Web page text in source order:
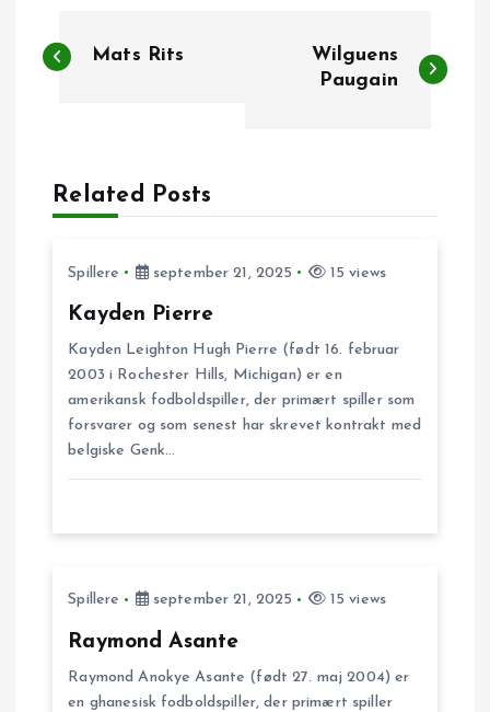
I
Mats Rits
Wilguens
Paugain
Related Posts
Spillere september 21, 2025 15 views
Kayden Pierre
Kayden Leighton Hugh Pierre (født 16. februar
2003 i Rochester Hills, Michigan) er en
amerikansk fodboldspiller, der primært spiller som
forsvarer og som senest har skrevet kontrakt med
belgiske Genk…
Spillere september 21, 2025 15 views
Raymond Asante
Raymond Anokye Asante (født 27. maj 2004) er
en ghanesisk fodboldspiller, der primært spiller